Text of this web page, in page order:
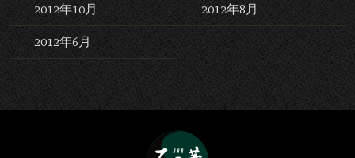
2012年10月 2012年8月
2012年6月